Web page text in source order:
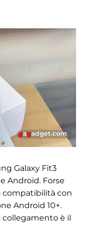
Galaxy Fit3
Android. Forse
compatibilità con
Android 10+.
è il